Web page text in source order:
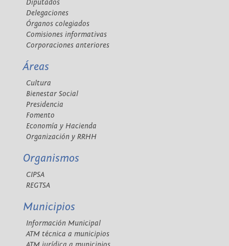
Diputados
Delegaciones
Órganos colegiados
Comisiones informativas
Corporaciones anteriores
Áreas
Cultura
Bienestar Social
Presidencia
Fomento
Economía y Hacienda
Organización y RRHH
Organismos
CIPSA
REGTSA
Municipios
Información Municipal
ATM técnica a municipios